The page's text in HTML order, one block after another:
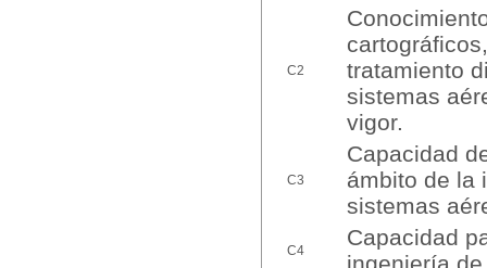
C2
tratamiento
sistemas
vigor.
C3
Capacidad
ámbito de la
sistemas
C4
Capacidad